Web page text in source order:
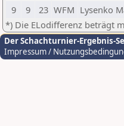
9
9 23 WFM Lysenko
*) Die ELodifferenz beträgt
Der Schachturnier-Ergebnis-
Impressum /